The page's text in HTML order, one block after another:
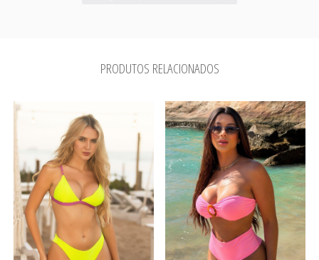
PRODUTOS RELACIONADOS